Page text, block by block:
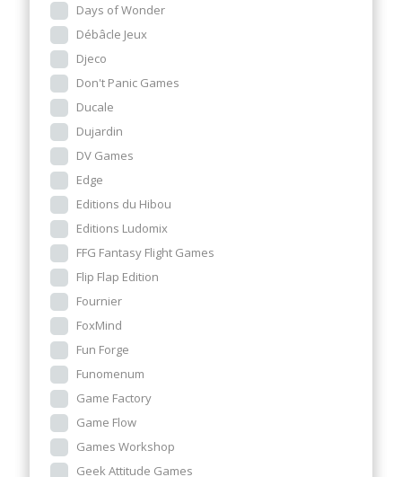
Days of Wonder
Débâcle Jeux
Djeco
Don't Panic Games
Ducale
Dujardin
DV Games
Edge
Editions du Hibou
Editions Ludomix
FFG Fantasy Flight Games
Flip Flap Edition
Fournier
FoxMind
Fun Forge
Funomenum
Game Factory
Game Flow
Games Workshop
Geek Attitude Games